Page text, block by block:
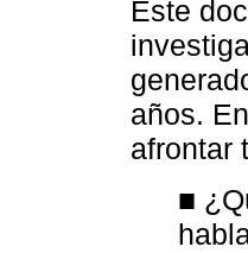
Este
años.
afrontar
■